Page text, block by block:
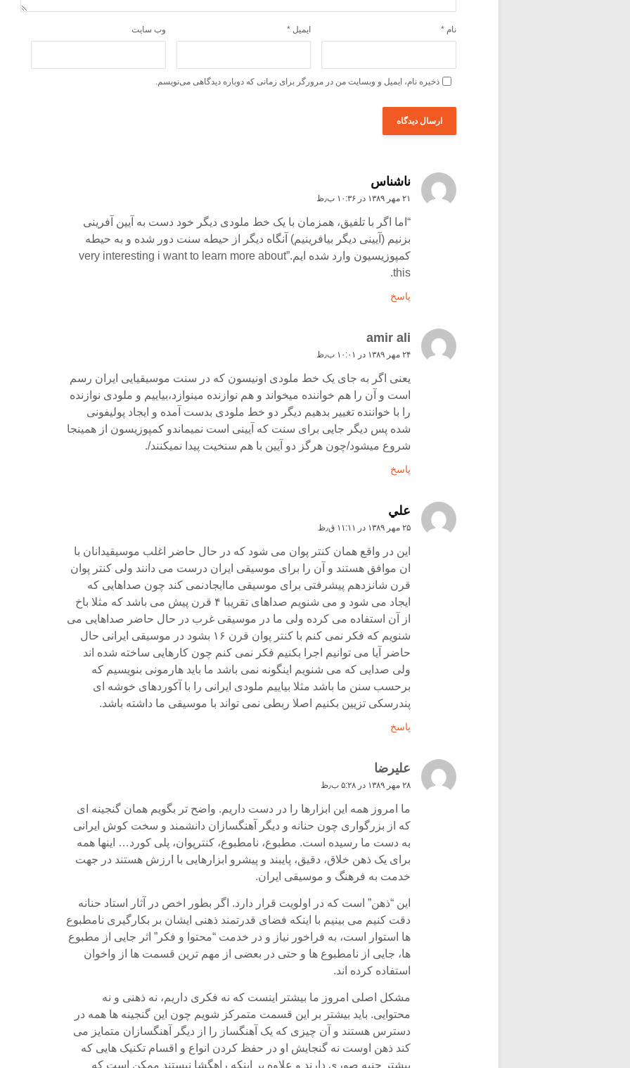
نام * ایمیل * وب‌ سایت
ذخیره نام، ایمیل و وبسایت من در مرورگر برای زمانی که دوباره دیدگاهی می‌نویسم.
ناشناس
۲۱ مهر ۱۳۸۹ در ۱۰:۳۶ ب٫ظ
“اما اگر با تلفیق، همزمان با یک خط ملودی دیگر خود دست به آیین آفرینی
بزنیم (آیینی دیگر بیافرینیم) آنگاه دیگر از حیطه سنت دور شده و به حیطه
کمپوزیسیون وارد شده ایم.”very interesting i want to learn more about
this.
پاسخ
amir ali
۲۴ مهر ۱۳۸۹ در ۱۰:۰۱ ب٫ظ
یعنی اگر به جای یک خط ملودی اونیسون که در سنت موسیقیایی ایران رسم
است و آن را هم خواننده میخواند و هم نوازنده مینوازد،بیاییم و ملودی نوازنده
را با خواننده تغییر بدهیم دیگر دو خط ملودی بدست آمده و ایجاد پولیفونی
شده پس دیگر جایی برای سنت که آیینی است نمیماندو کمپوزیسون از همینجا
شروع میشود/چون هرگز دو آیین با هم سنخیت پیدا نمیکنند/.
پاسخ
علي
۲۵ مهر ۱۳۸۹ در ۱۱:۱۱ ق٫ظ
این در واقع همان کنتر پوان می شود که در حال حاضر اغلب موسیقیدانان با
ان موافق هستند و آن را برای موسیقی ایران درست می دانند ولی کنتر پوان
قرن شانزدهم پیشرفتی برای موسیقی ماایجادنمی کند چون صداهایی که
ایجاد می شود و می شنویم صداهای تقریبا ۴ قرن پیش می باشد که مثلا باخ
از آن استفاده می کرده ولی ما در موسیقی غرب در حال حاضر صداهایی می
شنویم که فکر نمی کنم با کنتر پوان قرن ۱۶ بشود در موسیقی ایرانی حال
حاضر آیا می توانیم اجرا بکنیم فکر نمی کنم چون کارهایی ساخته شده اند
ولی صدایی که می شنویم اینگونه نمی باشد ما باید هارمونی بنویسیم که
برحسب سنن ما باشد مثلا بیاییم ملودی ایرانی را با آکوردهای خوشه ای
پندرسکی تزیین بکنیم اصلا ربطی نمی تواند با موسیقی ما داشته باشد.
پاسخ
علیرضا
۲۸ مهر ۱۳۸۹ در ۵:۲۸ ب٫ظ
ما امروز همه این ابزارها را در دست داریم. واضح تر بگویم همان گنجینه ای
که از بزرگواری چون حنانه و دیگر آهنگسازان دانشمند و سخت کوش ایرانی
به دست ما رسیده است. مطبوع، نامطبوع، کنترپوان، پلی کورد… اینها همه
برای یک ذهن خلاق، دقیق، پایبند و پیشرو ابزارهایی با ارزش هستند در جهت
خدمت به فرهنگ و موسیقی ایران.
این “ذهن” است که در اولویت قرار دارد. اگر بطور اخص در آثار استاد حنانه
دقت کنیم می بینیم با اینکه فضای قدرتمند ذهنی ایشان بر بکارگیری نامطبوع
ها استوار است، به فراخور نیاز و در خدمت “محتوا و فکر” اثر جایی از مطبوع
ها، جایی از نامطبوع ها و حتی در بعضی از مهم ترین قسمت ها از واخوان
استفاده کرده اند.
مشکل اصلی امروز ما بیشتر اینست که نه فکری داریم، نه ذهنی و نه
محتوایی. باید بیشتر بر این قسمت متمرکز شویم چون این گنجینه ها همه در
دسترس هستند و آن چیزی که یک آهنگساز را از دیگر آهنگسازان متمایز می
کند ذهن اوست نه گنجایش او در حفظ کردن انواع و اقسام تکنیک هایی که
بیشتر جنبه صوری دارند و علاوه بر اینکه راهگشا نیستند ممکن است که